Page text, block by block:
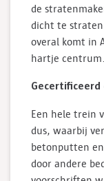
de
dicht te
overal komt in
hartje
Een hele trein
dus, waarbij
betonputten
door andere